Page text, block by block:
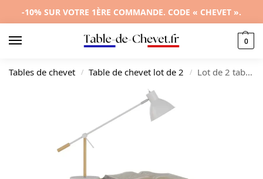
-10% SUR VOTRE 1ÈRE COMMANDE. CODE « CHEVET ».
0
Tables de chevet / Table de chevet lot de 2 / Lot de 2 tables de chevet pin contemporain connecté, 40×30.5x40cm